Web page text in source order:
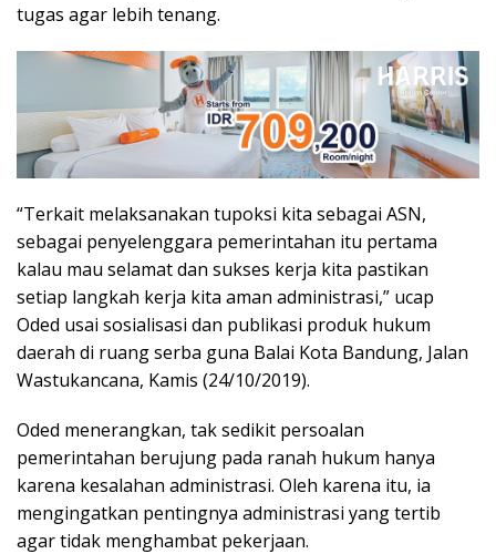
tugas agar lebih tenang.
“Terkait melaksanakan tupoksi kita sebagai ASN,
sebagai penyelenggara pemerintahan itu pertama
kalau mau selamat dan sukses kerja kita pastikan
setiap langkah kerja kita aman administrasi,” ucap
Oded usai sosialisasi dan publikasi produk hukum
daerah di ruang serba guna Balai Kota Bandung, Jalan
Wastukancana, Kamis (24/10/2019).
Oded menerangkan, tak sedikit persoalan
pemerintahan berujung pada ranah hukum hanya
karena kesalahan administrasi. Oleh karena itu, ia
mengingatkan pentingnya administrasi yang tertib
agar tidak menghambat pekerjaan.